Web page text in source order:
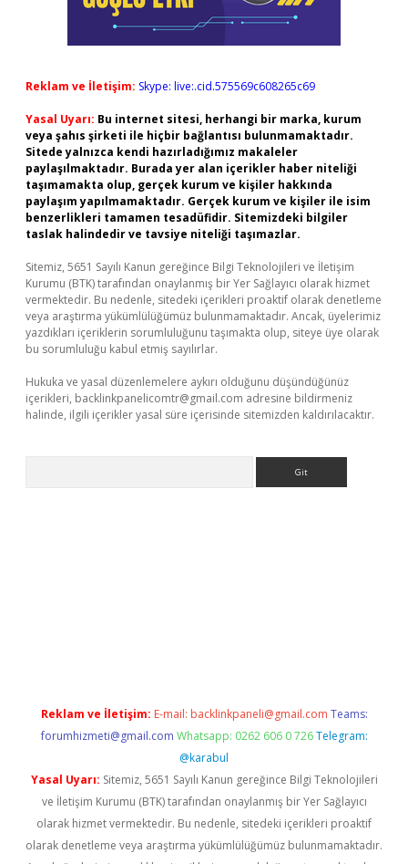
Reklam ve İletişim: Skype: live:.cid.575569c608265c69
Yasal Uyarı: Bu internet sitesi, herhangi bir marka, kurum
veya şahıs şirketi ile hiçbir bağlantısı bulunmamaktadır.
Sitede yalnızca kendi hazırladığımız makaleler
paylaşılmaktadır. Burada yer alan içerikler haber niteliği
taşımamakta olup, gerçek kurum ve kişiler hakkında
paylaşım yapılmamaktadır. Gerçek kurum ve kişiler ile isim
benzerlikleri tamamen tesadüfidir. Sitemizdeki bilgiler
taslak halindedir ve tavsiye niteliği taşımazlar.
Sitemiz, 5651 Sayılı Kanun gereğince Bilgi Teknolojileri ve İletişim
Kurumu (BTK) tarafından onaylanmış bir Yer Sağlayıcı olarak hizmet
vermektedir. Bu nedenle, sitedeki içerikleri proaktif olarak denetleme
veya araştırma yükümlülüğümüz bulunmamaktadır. Ancak, üyelerimiz
yazdıkları içeriklerin sorumluluğunu taşımakta olup, siteye üye olarak
bu sorumluluğu kabul etmiş sayılırlar.
Hukuka ve yasal düzenlemelere aykırı olduğunu düşündüğünüz
içerikleri, backlinkpanelicomtr@gmail.com adresine bildirmeniz
halinde, ilgili içerikler yasal süre içerisinde sitemizden kaldırılacaktır.
Reklam ve İletişim: E-mail: backlinkpaneli@gmail.com Teams:
forumhizmeti@gmail.com Whatsapp: 0262 606 0 726 Telegram:
@karabul
Yasal Uyarı: Sitemiz, 5651 Sayılı Kanun gereğince Bilgi Teknolojileri
ve İletişim Kurumu (BTK) tarafından onaylanmış bir Yer Sağlayıcı
olarak hizmet vermektedir. Bu nedenle, sitedeki içerikleri proaktif
olarak denetleme veya araştırma yükümlülüğümüz bulunmamaktadır.